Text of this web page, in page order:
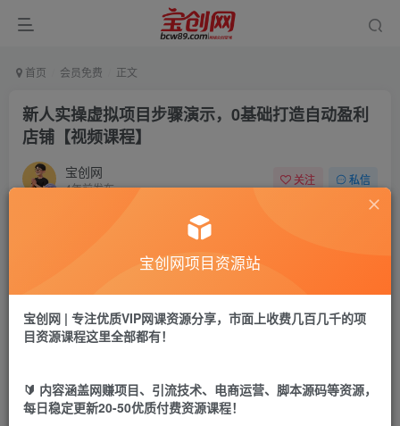
首页 会员免费 正文
新人实操虚拟项目步骤演示，0基础打造自动盈利
店铺【视频课程】
宝创网
4年前发布
关注 私信
宝币9.9 宝币 19.9
立即购买
宝创网项目资源站
宝创网 | 专注优质VIP网课资源分享，市面上收费几百几千的项
目资源课程这里全部都有！
🔰 内容涵盖网赚项目、引流技术、电商运营、脚本源码等资源，
每日稳定更新20-50优质付费资源课程！